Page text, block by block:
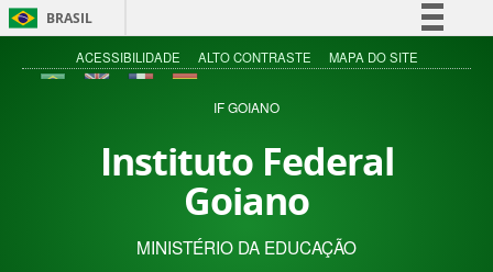
BRASIL
Simplifique!
Acesso à informação
ACESSIBILIDADE ALTO CONTRASTE MAPA DO SITE
IF GOIANO
Instituto Federal
Goiano
MINISTÉRIO DA EDUCAÇÃO